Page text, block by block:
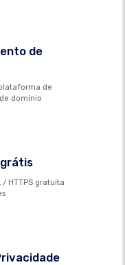
de
de
domínio
HTTPS gratuita